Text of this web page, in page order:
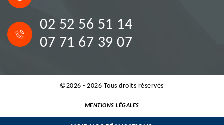
02 52 56 51 14
07 71 67 39 07
©2026 - 2026 Tous droits réservés
MENTIONS LÉGALES